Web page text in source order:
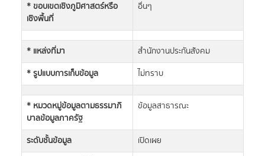
* ขอบเขตเชิงภูมิศาสตร์หรือ
เชิงพื้นที่
อื่นๆ
* แหล่งที่มา
สำนักงานประกันสังคม
* รูปแบบการเก็บข้อมูล
ไม่ทราบ
* หมวดหมู่ข้อมูลตามธรรมาภิ
บาลข้อมูลภาครัฐ
ข้อมูลสาธารณะ
ระดับชั้นข้อมูล
เปิดเผย